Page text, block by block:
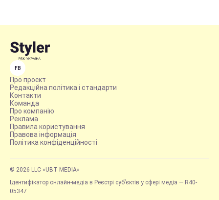
FB
Про проєкт
Редакційна політика і стандарти
Контакти
Команда
Про компанію
Реклама
Правила користування
Правова інформація
Політика конфіденційності
© 2026 LLC «UBT MEDIA»
Ідентифікатор онлайн-медіа в Реєстрі суб’єктів у сфері медіа — R40-
05347